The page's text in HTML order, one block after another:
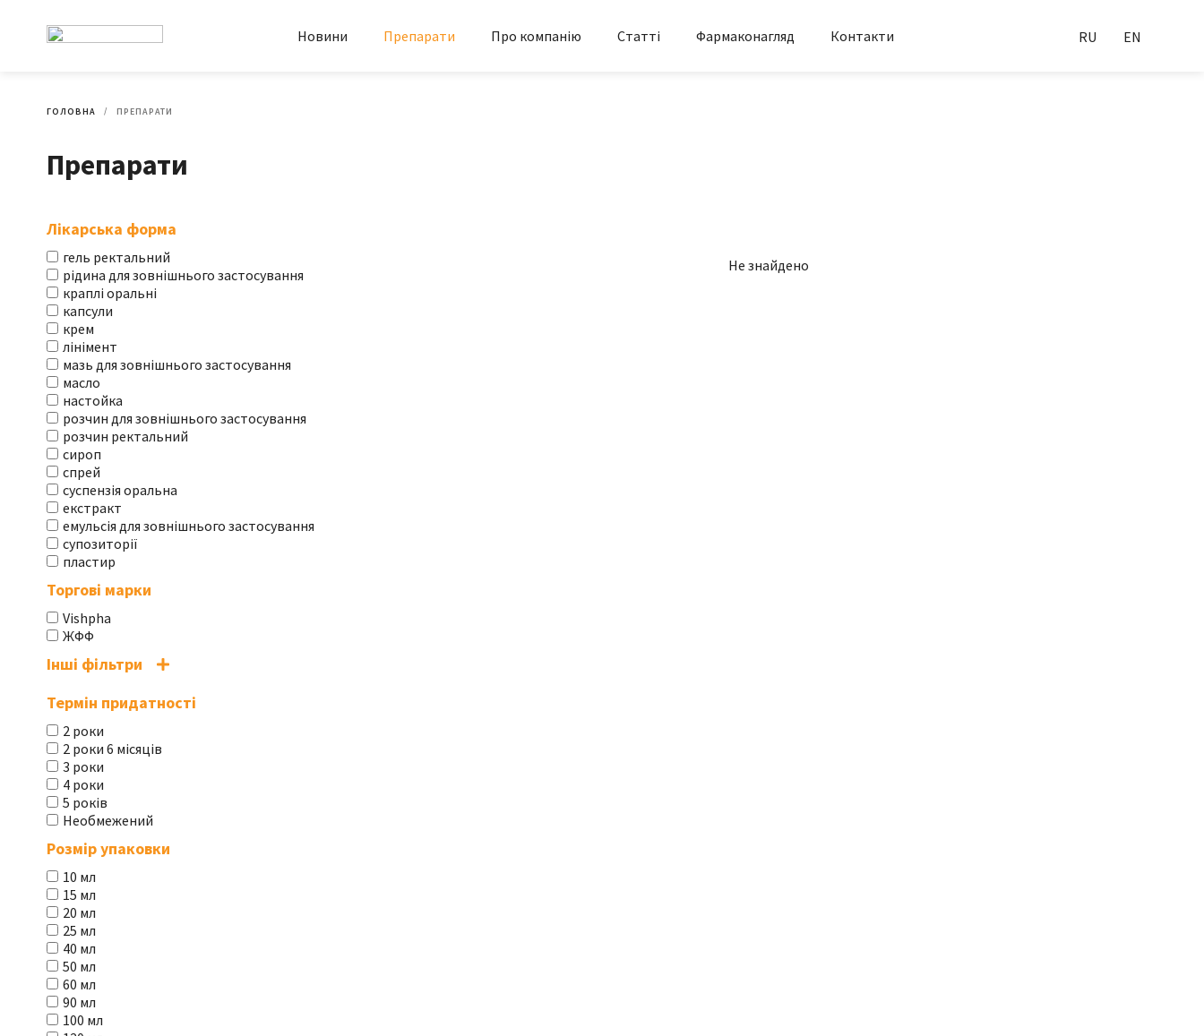
Новини Препарати Про компанію Статті Фармаконагляд Контакти RU EN
ГОЛОВНА ПРЕПАРАТИ
Препарати
Лікарська форма
гель ректальний
рідина для зовнішнього застосування
краплі оральні
капсули
крем
лінімент
мазь для зовнішнього застосування
масло
настойка
розчин для зовнішнього застосування
розчин ректальний
сироп
спрей
суспензія оральна
екстракт
емульсія для зовнішнього застосування
супозиторії
пластир
Торгові марки
Vishpha
ЖФФ
Інші фільтри
Термін придатності
2 роки
2 роки 6 місяців
3 роки
4 роки
5 років
Необмежений
Розмір упаковки
10 мл
15 мл
20 мл
25 мл
40 мл
50 мл
60 мл
90 мл
100 мл
Не знайдено